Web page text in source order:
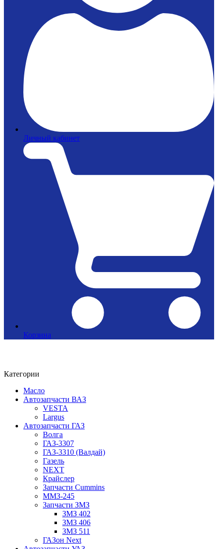
Личный кабинет
Корзина
Категории
Масло
Автозапчасти ВАЗ
VESTA
Largus
Автозапчасти ГАЗ
Волга
ГАЗ-3307
ГАЗ-3310 (Валдай)
Газель
NEXT
Крайслер
Запчасти Cummins
ММЗ-245
Запчасти ЗМЗ
ЗМЗ 402
ЗМЗ 406
ЗМЗ 511
ГАЗон Next